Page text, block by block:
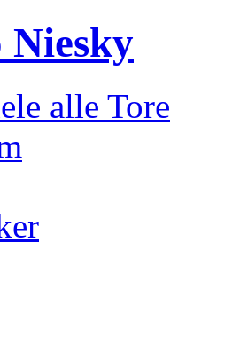
Niesky
alle Tore